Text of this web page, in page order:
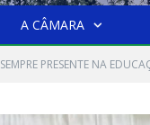
A CÂMARA
SEMPRE PRESENTE NA